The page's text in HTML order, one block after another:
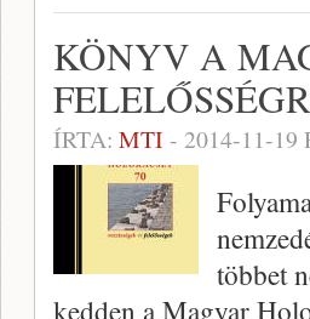
KÖNYV A
ÍRTA: MTI - 2014-11-19
többet
kedden a Magyar